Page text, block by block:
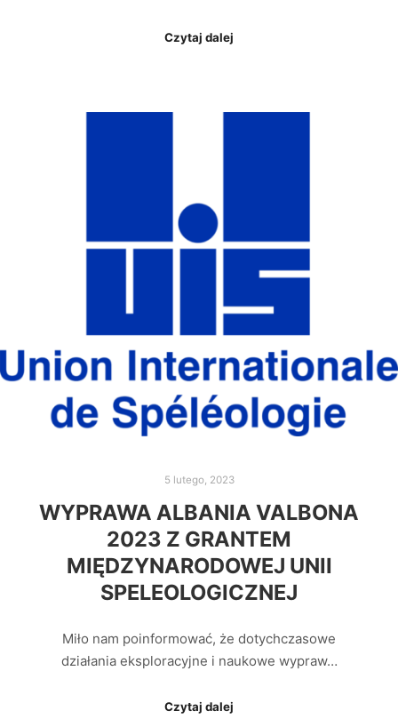
Czytaj dalej
5 lutego, 2023
WYPRAWA ALBANIA VALBONA
2023 Z GRANTEM
MIĘDZYNARODOWEJ UNII
SPELEOLOGICZNEJ
Miło nam poinformować, że dotychczasowe
działania eksploracyjne i naukowe wypraw…
Czytaj dalej